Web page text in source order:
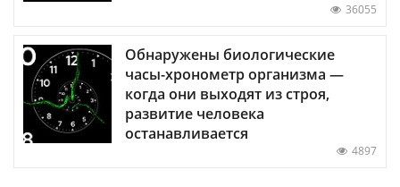
36055
Обнаружены биологические
часы-хронометр организма —
когда они выходят из строя,
развитие человека
останавливается
4897